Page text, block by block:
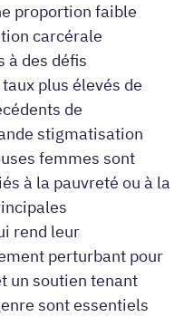
proportion faible
carcérale
à des défis
plus élevés de
de
stigmatisation
femmes sont
à la pauvreté ou à la
rend leur
perturbant pour
un soutien tenant
sont essentiels